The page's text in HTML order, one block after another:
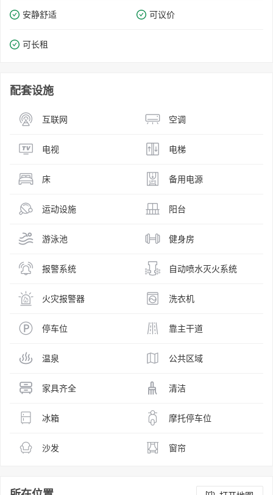
安静舒适 可议价
可长租
配套设施
互联网 空调
电视 电梯
床 备用电源
运动设施 阳台
游泳池 健身房
报警系统 自动喷水灭火系统
火灾报警器 洗衣机
停车位 靠主干道
温泉 公共区域
家具齐全 清洁
冰箱 摩托停车位
沙发 窗帘